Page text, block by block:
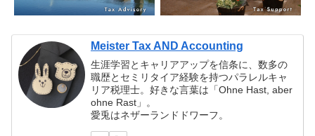
Meister Tax AND Accounting
生涯学習とキャリアアップを信条に、数多の
職歴とセミリタイア経験を持つパラレルキャ
リア税理士。好きな言葉は「Ohne Hast, aber
ohne Rast」。
愛兎はネザーランドドワーフ。